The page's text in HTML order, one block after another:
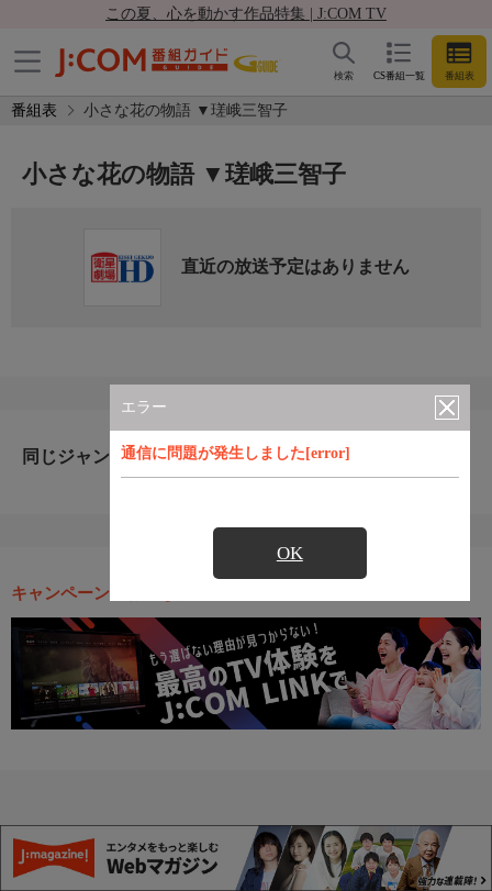
この夏、心を動かす作品特集 | J:COM TV
CS番組一覧 番組表
検索
番組表 小さな花の物語 ▼瑳峨三智子
エラー
通信に問題が発生しました[error]
OK
小さな花の物語 ▼瑳峨三智子
直近の放送予定はありません
同じジャンルのおすすめ番組
キャンペーン・お得な情報